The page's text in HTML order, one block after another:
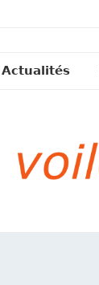
Actualités